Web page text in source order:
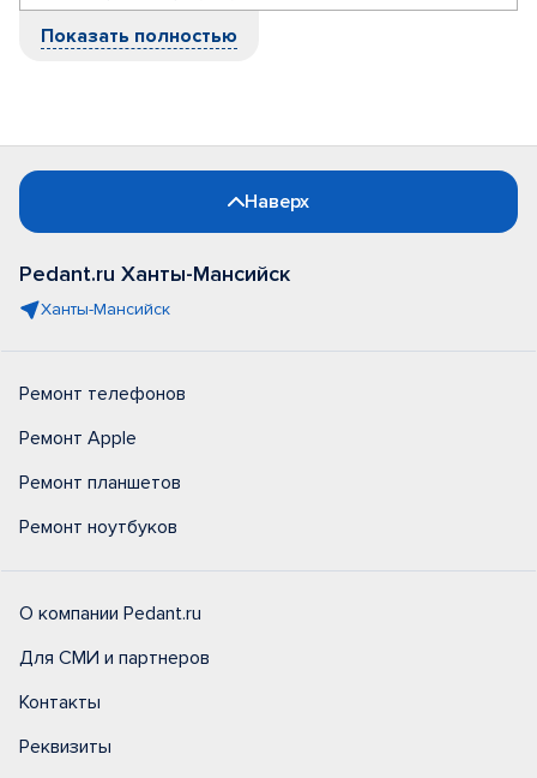
Показать полностью
Наверх
Pedant.ru Ханты-Мансийск
Ханты-Мансийск
Ремонт телефонов
Ремонт Apple
Ремонт планшетов
Ремонт ноутбуков
О компании Pedant.ru
Для СМИ и партнеров
Контакты
Реквизиты